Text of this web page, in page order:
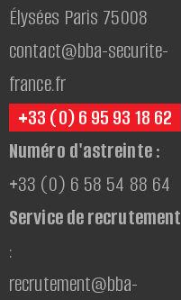
Élysées Paris 75008
contact@bba-securite-
france.fr
+33 (0) 6 95 93 18 62
Numéro d'astreinte :
+33 (0) 6 58 54 88 64
Service de recrutement
:
recrutement@bba-